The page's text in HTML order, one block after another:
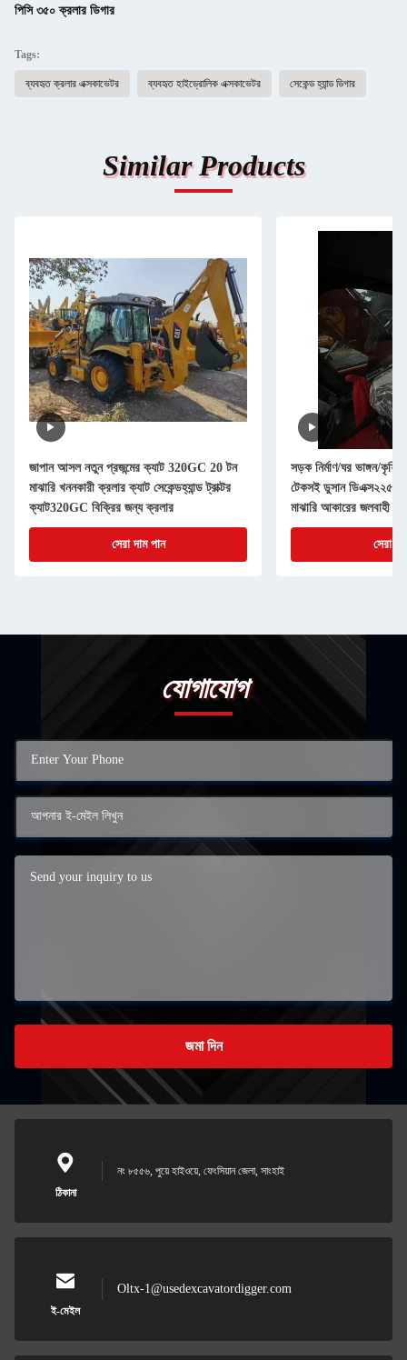
পিসি ৩৫০ ক্রলার ডিগার
Tags:
ব্যবহৃত ক্রলার এক্সকাভেটর ব্যবহৃত হাইড্রোলিক এক্সকাভেটর সেকেন্ড হ্যান্ড ডিগার
Similar Products
জাপান আসল নতুন প্রজন্মের ক্যাট 320GC 20 টন
মাঝারি খননকারী ক্রলার ক্যাট সেকেন্ডহ্যান্ড ট্রাক্টর
ক্যাট320GC বিক্রির জন্য ক্রলার
সেরা দাম পান
সড়ক নির্মাণ/ঘর ভাঙ্গন/কৃষি
টেকসই ডুসান
মাঝারি আকারের জলবাহী
সেরা
যোগাযোগ
জমা দিন
ঠিকানা
নং ৮৫৫৬, পুয়ে হাইওয়ে, ফেংসিয়ান জেলা, সাংহাই
ই-মেইল
Oltx-1@usedexcavatordigger.com